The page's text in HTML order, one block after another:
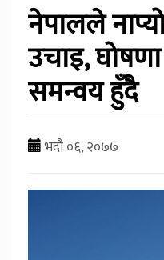
नेपालले
उचाइ,
समन्वय हुँदै
भदौ ०६, २०७७